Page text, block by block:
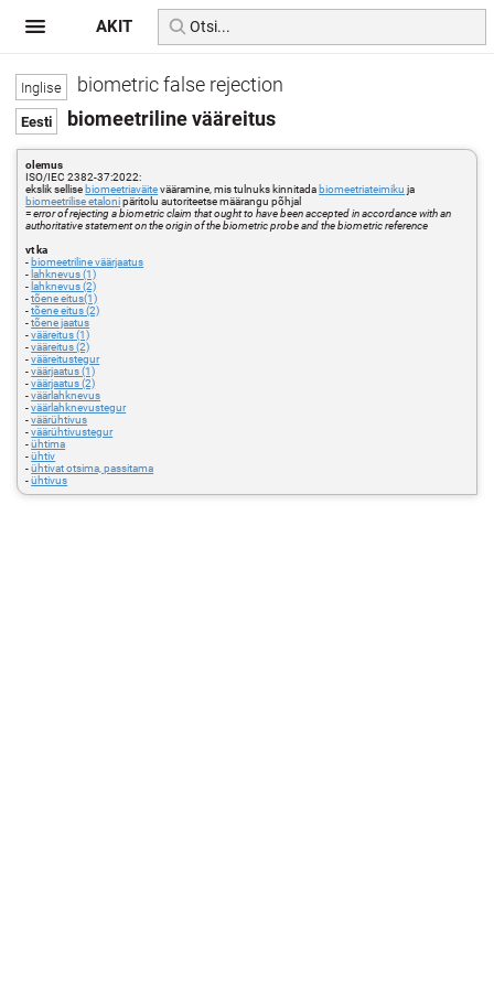
biometric false rejection
biomeetriline vääreitus
olemus
ISO/IEC 2382-37:2022:
ekslik sellise biomeetriaväitevääramine, mis tulnuks kinnitada biomeetriateimiku ja
biomeetrilise etalonipäritolu autoriteetse määrangu põhjal
=error of rejecting a biometric claim that ought to have been accepted in accordance with an
authoritative statement on the origin of the biometric probe and the biometric reference
vt ka
- biomeetriline väärjaatus
- lahknevus (1)
- lahknevus (2)
-tõene eitus(1)
-tõene eitus (2)
-tõene jaatus
-vääreitus (1)
-vääreitus (2)
-vääreitustegur
-väärjaatus (1)
-väärjaatus (2)
-väärlahknevus
-väärlahknevustegur
-väärühtivus
-väärühtivustegur
-ühtima
-ühtiv
-ühtivat otsima, passitama
-ühtivus
AKIT